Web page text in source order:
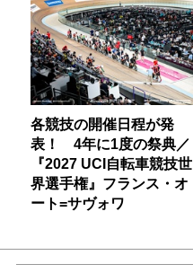
各競技の開催日程が発
表！ 4年に1度の祭典／
『2027 UCI自転車競技世
界選手権』フランス・オ
ート=サヴォワ